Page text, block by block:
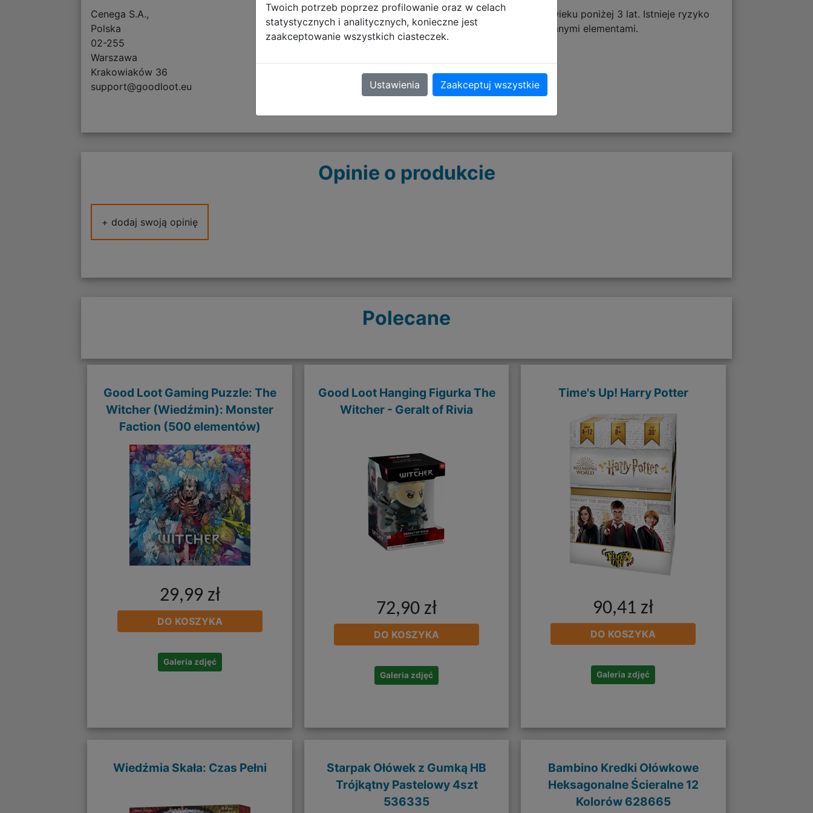
Cenega S.A.,
Polska
02-255
Warszawa
Krakowiaków 36
support@goodloot.eu
Nieodpowiednie dla dzieci w wieku poniżej 3 lat. Istnieje ryzyko
zadławienia się małymi oderwanymi elementami.
Opinie o produkcie
+ dodaj swoją opinię
Polecane
Good Loot Gaming Puzzle: The
Witcher (Wiedźmin): Monster
Faction (500 elementów)
29,99 zł
DO KOSZYKA
Galeria zdjęć
Good Loot Hanging Figurka The
Witcher - Geralt of Rivia
72,90 zł
DO KOSZYKA
Galeria zdjęć
Time's Up! Harry Potter
90,41 zł
DO KOSZYKA
Galeria zdjęć
Wiedźmia Skała: Czas Pełni
Starpak Ołówek z Gumką HB
Trójkątny Pastelowy 4szt
536335
Bambino Kredki Ołówkowe
Heksagonalne Ścieralne 12
Kolorów 628665
Twoich potrzeb poprzez profilowanie oraz w celach
statystycznych i analitycznych, konieczne jest
zaakceptowanie wszystkich ciasteczek.
Ustawienia Zaakceptuj wszystkie